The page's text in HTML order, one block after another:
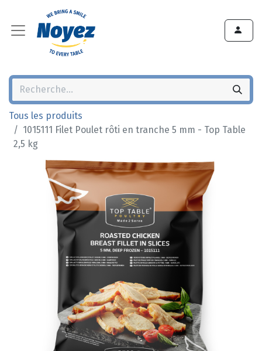
Tous les produits
1015111 Filet Poulet rôti en tranche 5 mm - Top Table
2,5 kg